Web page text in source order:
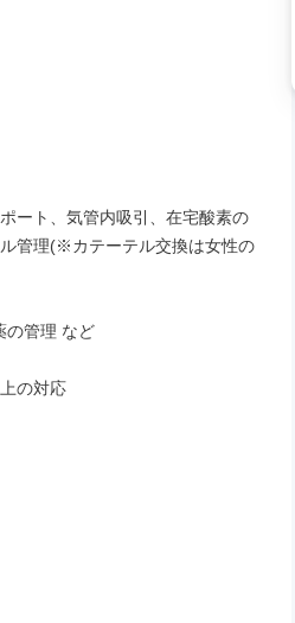
ート、気管内吸引、在宅酸素の
管理(※カテーテル交換は女性の
の管理 など
の対応